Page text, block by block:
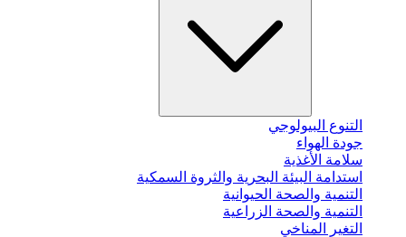
التنوع البيولوجي
جودة الهواء
سلامة الأغذية
استدامة البيئة البحرية والثروة السمكية
التنمية والصحة الحيوانية
التنمية والصحة الزراعية
التغير المناخي